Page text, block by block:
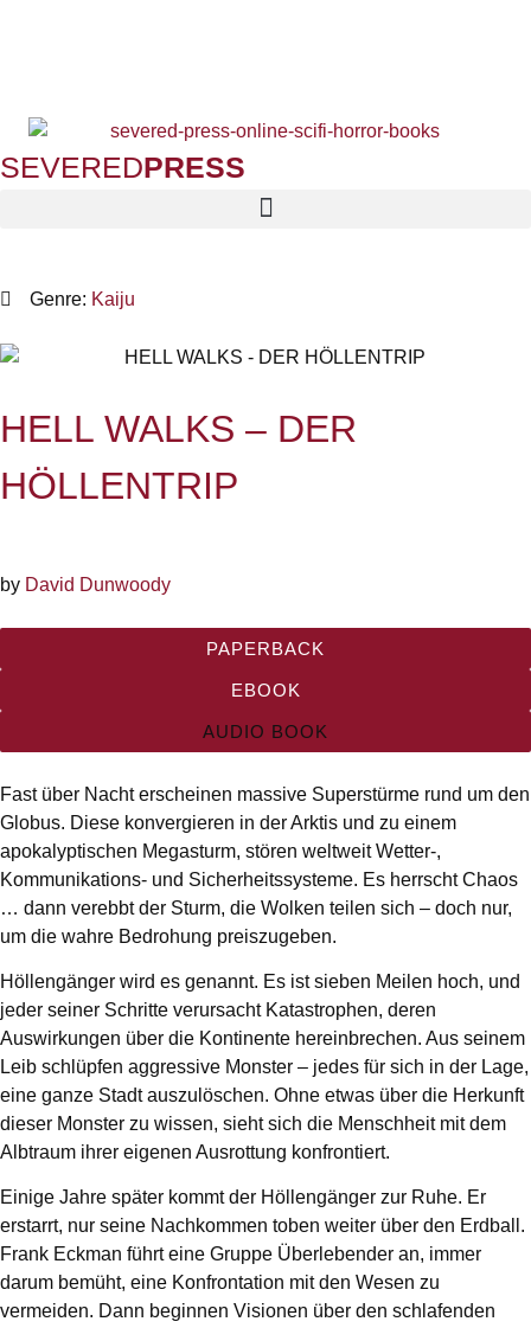
SEVEREDPRESS
Genre: Kaiju
HELL WALKS – DER
HÖLLENTRIP
by David Dunwoody
PAPERBACK
EBOOK
AUDIO BOOK
Fast über Nacht erscheinen massive Superstürme rund um den
Globus. Diese konvergieren in der Arktis und zu einem
apokalyptischen Megasturm, stören weltweit Wetter-,
Kommunikations- und Sicherheitssysteme. Es herrscht Chaos
… dann verebbt der Sturm, die Wolken teilen sich – doch nur,
um die wahre Bedrohung preiszugeben.
Höllengänger wird es genannt. Es ist sieben Meilen hoch, und
jeder seiner Schritte verursacht Katastrophen, deren
Auswirkungen über die Kontinente hereinbrechen. Aus seinem
Leib schlüpfen aggressive Monster – jedes für sich in der Lage,
eine ganze Stadt auszulöschen. Ohne etwas über die Herkunft
dieser Monster zu wissen, sieht sich die Menschheit mit dem
Albtraum ihrer eigenen Ausrottung konfrontiert.
Einige Jahre später kommt der Höllengänger zur Ruhe. Er
erstarrt, nur seine Nachkommen toben weiter über den Erdball.
Frank Eckman führt eine Gruppe Überlebender an, immer
darum bemüht, eine Konfrontation mit den Wesen zu
vermeiden. Dann beginnen Visionen über den schlafenden